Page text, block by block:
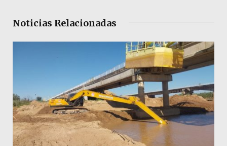
Noticias Relacionadas